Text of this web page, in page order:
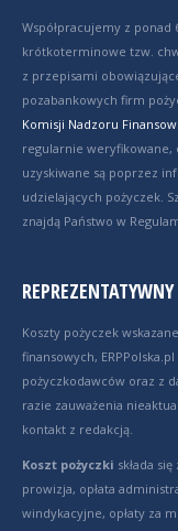
Współpracujemy z
krótkoterminowe tzw.
z przepisami
pozabankowych firm
Komisji Nadzoru
regularnie weryfikowane,
uzyskiwane są poprzez
udzielających pożyczek.
znajdą Państwo w
Koszty pożyczek
finansowych,
pożyczkodawców oraz z
razie zauważenia
kontakt z redakcją.
Koszt pożyczki składa
prowizja, opłata
windykacyjne, opłaty za